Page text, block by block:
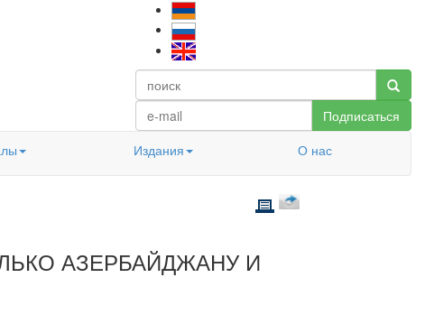
Подписаться
Издания О нас
АЗЕРБАЙДЖАНУ И